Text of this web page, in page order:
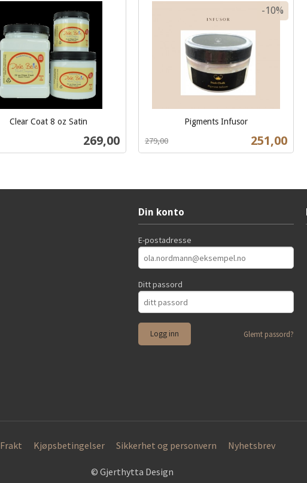
Clear Coat 8 oz Satin
Pris
269,00
Pigments Infusor
Tilbud
251,00
279,00
-10%
mva.
Din konto
E-postadresse
Ditt passord
Glemt passord?
Frakt Kjøpsbetingelser Sikkerhet og personvern Nyhetsbrev
© Gjerthytta Design